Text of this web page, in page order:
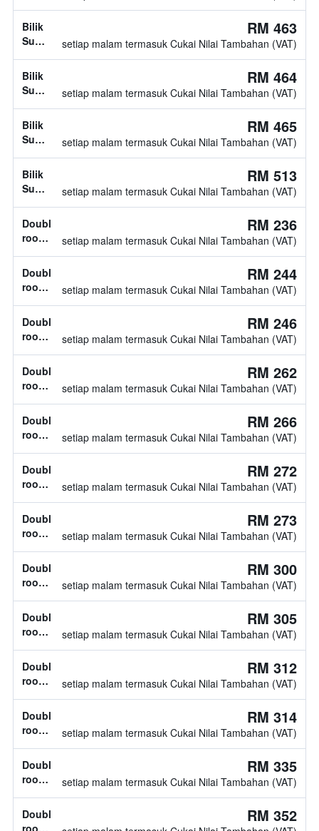
katil
tidak
diketahui
Bilik
Superior,
katil
tidak
diketahui
RM 463
setiap malam termasuk Cukai Nilai Tambahan (VAT)
Bilik
Superior,
katil
tidak
diketahui
RM 464
setiap malam termasuk Cukai Nilai Tambahan (VAT)
Bilik
Superior,
katil
tidak
diketahui
RM 465
setiap malam termasuk Cukai Nilai Tambahan (VAT)
Bilik
Superior,
katil
tidak
diketahui
RM 513
setiap malam termasuk Cukai Nilai Tambahan (VAT)
Double
room,
katil
tidak
diketahui
RM 236
setiap malam termasuk Cukai Nilai Tambahan (VAT)
Double
room,
katil
twin
RM 244
setiap malam termasuk Cukai Nilai Tambahan (VAT)
Double
room,
katil
tidak
diketahui
RM 246
setiap malam termasuk Cukai Nilai Tambahan (VAT)
Double
room,
katil
tidak
diketahui
RM 262
setiap malam termasuk Cukai Nilai Tambahan (VAT)
Double
room,
katil
tidak
diketahui
RM 266
setiap malam termasuk Cukai Nilai Tambahan (VAT)
Double
room,
katil
tidak
diketahui
RM 272
setiap malam termasuk Cukai Nilai Tambahan (VAT)
Double
room,
katil
tidak
diketahui
RM 273
setiap malam termasuk Cukai Nilai Tambahan (VAT)
Double
room,
katil
tidak
diketahui
RM 300
setiap malam termasuk Cukai Nilai Tambahan (VAT)
Double
room,
katil
tidak
diketahui
RM 305
setiap malam termasuk Cukai Nilai Tambahan (VAT)
Double
room,
katil
tidak
diketahui
RM 312
setiap malam termasuk Cukai Nilai Tambahan (VAT)
Double
room,
katil
tidak
diketahui
RM 314
setiap malam termasuk Cukai Nilai Tambahan (VAT)
Double
room,
katil
tidak
RM 335
setiap malam termasuk Cukai Nilai Tambahan (VAT)
Double
room,
RM 352